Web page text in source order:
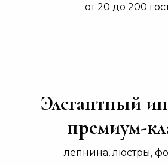
от 20 до 200
Элегантный
премиум-
лепнина, люстры,